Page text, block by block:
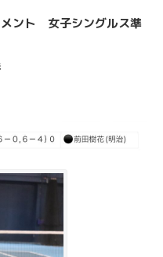
メント 女子シングルス準